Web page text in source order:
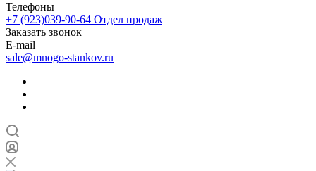
Телефоны
+7 (923)039-90-64 Отдел продаж
Заказать звонок
E-mail
sale@mnogo-stankov.ru